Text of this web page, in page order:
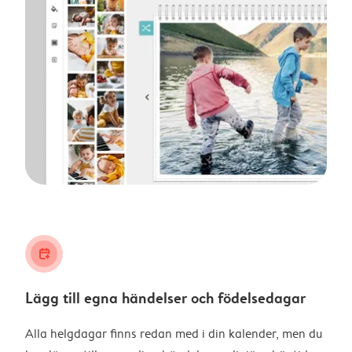
calendar_plus
Lägg till egna händelser och födelsedagar
Alla helgdagar finns redan med i din kalender, men du